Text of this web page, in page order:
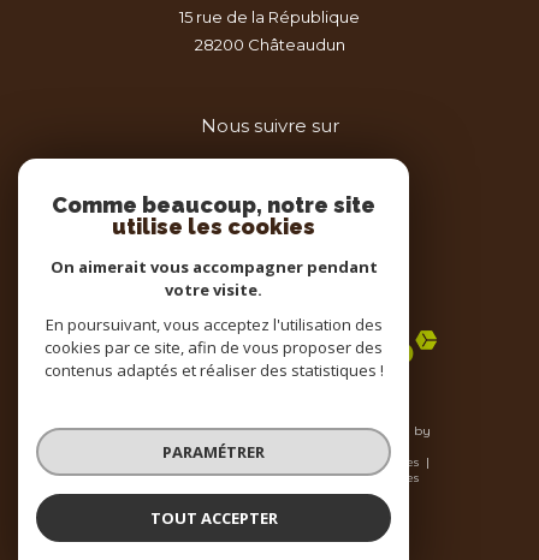
15 rue de la République
28200
châteaudun
Nous suivre sur
Adhérents
© 2026 | Tous droits réservés | Traduction powered by
Google |
Nos honoraires
Plan du site
Mentions légales
Admin
Nos liens Politique RGPD Cookies
Comme beaucoup, notre site
utilise les cookies
On aimerait vous accompagner pendant
votre visite.
En poursuivant, vous acceptez l'utilisation des
cookies par ce site, afin de vous proposer des
contenus adaptés et réaliser des statistiques !
PARAMÉTRER
TOUT ACCEPTER